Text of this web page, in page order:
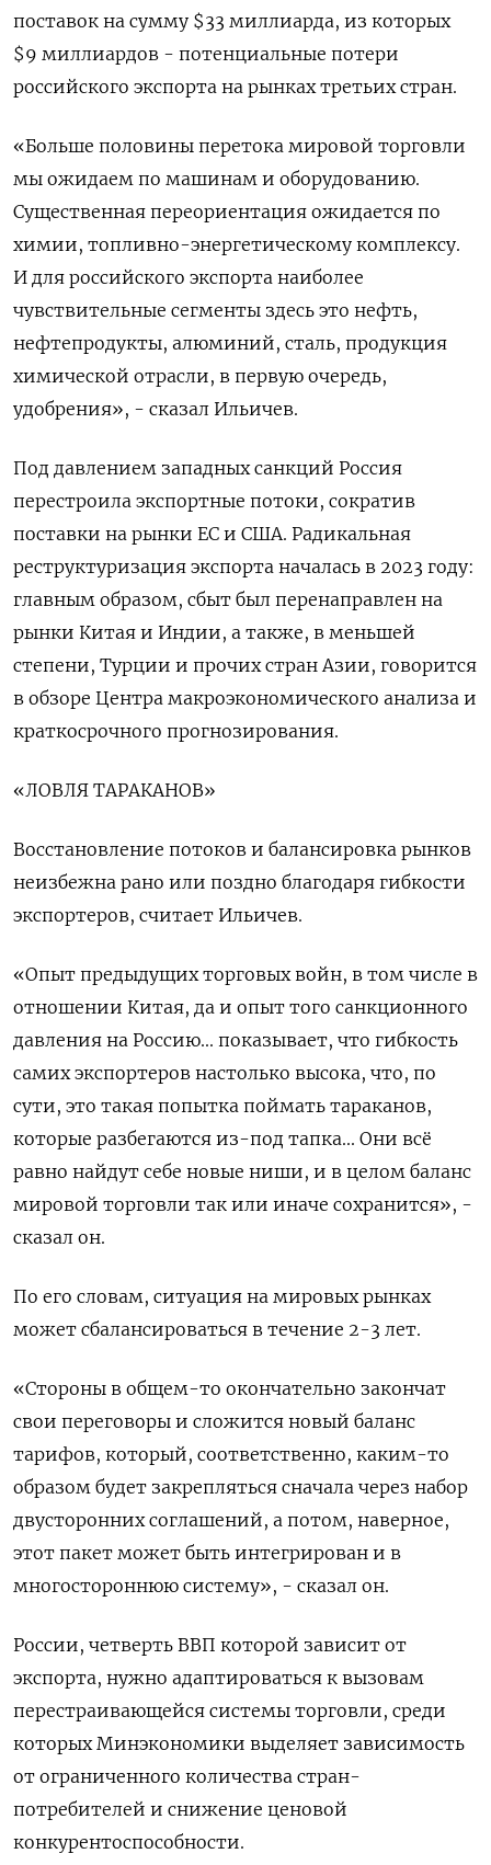
поставок на сумму $33 миллиарда, из которых
$9 миллиардов - потенциальные потери
российского экспорта на рынках третьих стран.
«Больше половины перетока мировой торговли
мы ожидаем по машинам и оборудованию.
Существенная переориентация ожидается по
химии, топливно-энергетическому комплексу.
И для российского экспорта наиболее
чувствительные сегменты здесь это нефть,
нефтепродукты, алюминий, сталь, продукция
химической отрасли, в первую очередь,
удобрения», - сказал Ильичев.
Под давлением западных санкций Россия
перестроила экспортные потоки, сократив
поставки на рынки ЕС и США. Радикальная
реструктуризация экспорта началась в 2023 году:
главным образом, сбыт был перенаправлен на
рынки Китая и Индии, а также, в меньшей
степени, Турции и прочих стран Азии, говорится
в обзоре Центра макроэкономического анализа и
краткосрочного прогнозирования.
«ЛОВЛЯ ТАРАКАНОВ»
Восстановление потоков и балансировка рынков
неизбежна рано или поздно благодаря гибкости
экспортеров, считает Ильичев.
«Опыт предыдущих торговых войн, в том числе в
отношении Китая, да и опыт того санкционного
давления на Россию... показывает, что гибкость
самих экспортеров настолько высока, что, по
сути, это такая попытка поймать тараканов,
которые разбегаются из-под тапка... Они всё
равно найдут себе новые ниши, и в целом баланс
мировой торговли так или иначе сохранится», -
сказал он.
По его словам, ситуация на мировых рынках
может сбалансироваться в течение 2-3 лет.
«Стороны в общем-то окончательно закончат
свои переговоры и сложится новый баланс
тарифов, который, соответственно, каким-то
образом будет закрепляться сначала через набор
двусторонних соглашений, а потом, наверное,
этот пакет может быть интегрирован и в
многостороннюю систему», - сказал он.
России, четверть ВВП которой зависит от
экспорта, нужно адаптироваться к вызовам
перестраивающейся системы торговли, среди
которых Минэкономики выделяет зависимость
от ограниченного количества стран-
потребителей и снижение ценовой
конкурентоспособности.